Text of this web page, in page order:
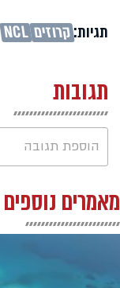
תגיות:קרוזים NCL
תגובות
הוספת תגובה
מאמרים נוספים